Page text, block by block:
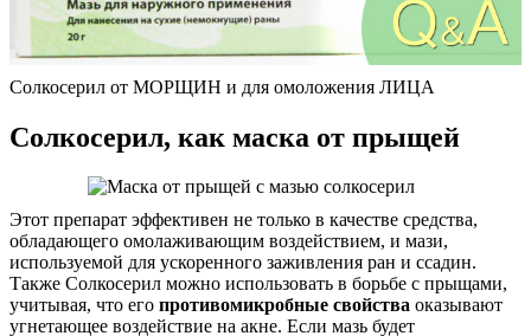
Солкосерил от МОРЩИН и для омоложения ЛИЦА
Солкосерил, как маска от прыщей
Этот препарат эффективен не только в качестве средства,
обладающего омолаживающим воздействием, и мази,
используемой для ускоренного заживления ран и ссадин.
Также Солкосерил можно использовать в борьбе с прыщами,
учитывая, что его противомикробные свойства оказывают
угнетающее воздействие на акне. Если мазь будет